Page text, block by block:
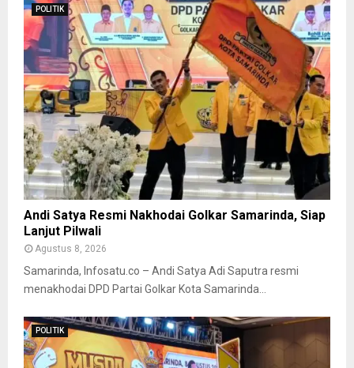
POLITIK
Andi Satya Resmi Nakhodai Golkar Samarinda, Siap
Lanjut Pilwali
Agustus 8, 2026
Samarinda, Infosatu.co – Andi Satya Adi Saputra resmi
menakhodai DPD Partai Golkar Kota Samarinda...
POLITIK